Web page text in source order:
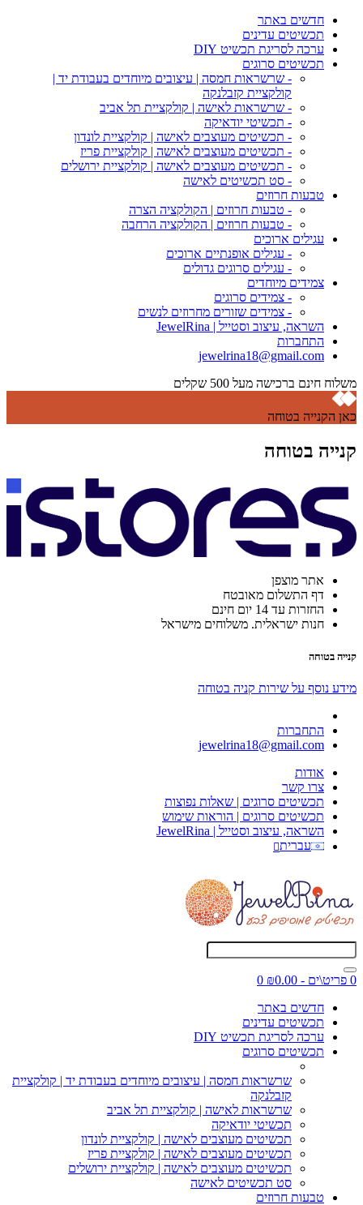
חדשים באתר
תכשיטים עדינים
ערכה לסריגת תכשיט DIY
תכשיטים סרוגים
- שרשראות חמסה | עיצובים מיוחדים בעבודת יד |
קולקציית קזבלנקה
- שרשראות לאישה | קולקציית תל אביב
- תכשיטי יודאיקה
- תכשיטים מעוצבים לאישה | קולקציית לונדון
- תכשיטים מעוצבים לאישה | קולקציית פריז
- תכשיטים מעוצבים לאישה | קולקציית ירושלים
- סט תכשיטים לאישה
טבעות חרוזים
- טבעות חרוזים | הקולקציה הצרה
- טבעות חרוזים | הקולקציה הרחבה
עגילים ארוכים
- עגילים אופנתיים ארוכים
- עגילים סרוגים גדולים
צמידים מיוחדים
- צמידים סרוגים
- צמידים שזורים מחרוזים לנשים
השראה, עיצוב וסטייל | JewelRina
התחברות
jewelrina18@gmail.com
משלוח חינם ברכישה מעל 500 שקלים
כאן הקנייה בטוחה
קנייה בטוחה
אתר מוצפן
דף התשלום מאובטח
החזרות עד 14 יום חינם
חנות ישראלית. משלוחים מישראל
קנייה בטוחה
מידע נוסף על שירות קניה בטוחה
התחברות
jewelrina18@gmail.com
אודות
צרו קשר
תכשיטים סרוגים | שאלות נפוצות
תכשיטים סרוגים | הוראות שימוש
השראה, עיצוב וסטייל | JewelRina
עברית
0 פריט\ים - ₪0.00
0
חדשים באתר
תכשיטים עדינים
ערכה לסריגת תכשיט DIY
תכשיטים סרוגים
שרשראות חמסה | עיצובים מיוחדים בעבודת יד | קולקציית
קזבלנקה
שרשראות לאישה | קולקציית תל אביב
תכשיטי יודאיקה
תכשיטים מעוצבים לאישה | קולקציית לונדון
תכשיטים מעוצבים לאישה | קולקציית פריז
תכשיטים מעוצבים לאישה | קולקציית ירושלים
סט תכשיטים לאישה
טבעות חרוזים